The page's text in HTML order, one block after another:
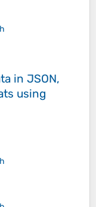
in JSON,
using